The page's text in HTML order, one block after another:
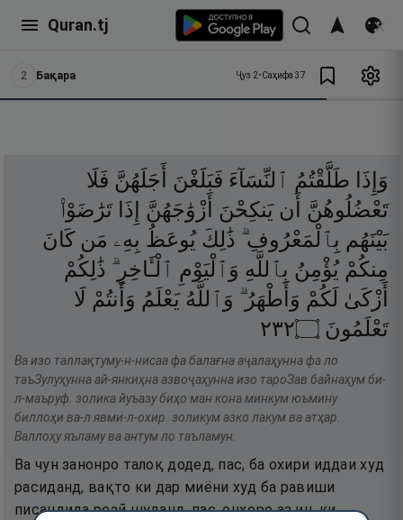
Quran.tj
2 Бақара Ҷуз 2•Саҳифа 37
وَإِذَا طَلَّقْتُمُ ٱلنِّسَآءَ فَبَلَغْنَ أَجَلَهُنَّ فَلَا
تَعْضُلُوهُنَّ
أَن يَنكِحْنَ أَزْوَٰجَهُنَّ إِذَا تَرَٰضَوْا۟
بَيْنَهُم بِٱلْمَعْرُوفِ ۗ ذَٰلِكَ يُوعَظُ بِهِۦ مَن كَانَ
مِنكُمْ يُؤْمِنُ بِٱللَّهِ وَٱلْيَوْمِ ٱلْـَٔاخِرِ ۗ ذَٰلِكُمْ
أَزْكَىٰ لَكُمْ وَأَطْهَرُ ۗ وَٱللَّهُ يَعْلَمُ وَأَنتُمْ لَا
تَعْلَمُونَ ۝٢٣٢
Ва изо таллақтуму-н-нисаа фа балағна аҷалаҳунна фа ло
таъЗулуҳунна ай-янкиҳна азвоҷаҳунна изо тароЗав байнаҳум би-
л-маъруф. золика йуъазу биҳо ман кона минкум юъмину
биллоҳи ва-л явми-л-охир. золикум азко лакум ва атҳар.
Валлоҳу яъламу ва антум ло таъламун.
Ва чун занонро талоқ додед, пас, ба охири иддаи худ
расиданд, вақто ки дар миёни худ ба равиши
писандида розӣ шуданд, пас, онҳоро аз ин, ки